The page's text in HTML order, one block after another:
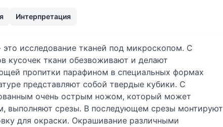
Интерпретация
это исследование тканей под микроскопом. С
кусочек ткани обезвоживают и делают
пропитки парафином в специальных формах
представляют собой твердые кубики. С
очень острым ножом, который может
выполняют срезы. В последующем срезы монтируют
для окраски. Окрашивание различными